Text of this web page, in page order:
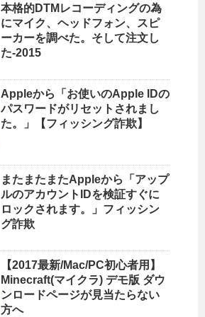
本格的DTMレコーディングの為
にマイク、ヘッドフォン、スピ
ーカーを調べた。そして注文し
た-2015
Appleから「お使いのApple IDの
パスワードがリセットされまし
た。」【フィッシング詐欺】
またまたまたAppleから「アップ
ルのアカウントIDを検証すぐに
ロックされます。」フィッシン
グ詐欺
【2017最新/Mac/PC初心者用】
Minecraft(マイクラ) デモ版 ダウ
ンロードページが見当たらない
方へ